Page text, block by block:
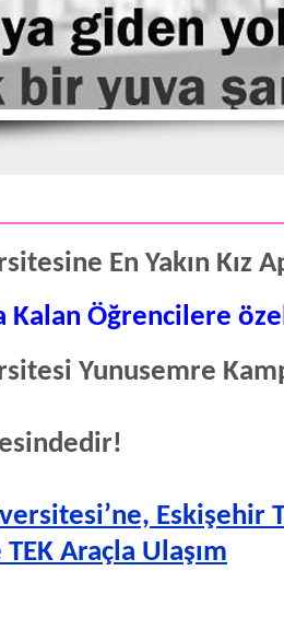
En Yakın Kız
Kalan Öğrencilere
Yunusemre
Eskişehir
Araçla Ulaşım